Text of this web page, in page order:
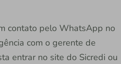
contato pelo WhatsApp no
com o gerente de
entrar no site do Sicredi ou